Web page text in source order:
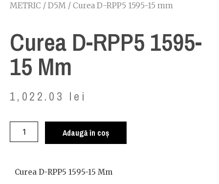
METRIC / D5M / Curea D-RPP5 1595-15 mm
Curea D-RPP5 1595-
15 Mm
1,022.03 lei
Adaugă în coș
Curea D-RPP5 1595-15 Mm